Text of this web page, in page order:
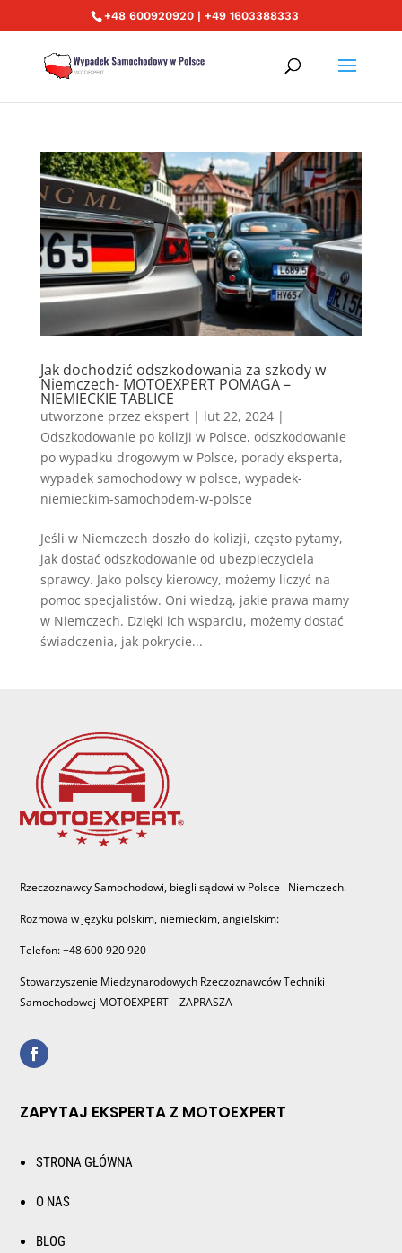
+48 600920920 | +49 1603388333
Jak dochodzić odszkodowania za szkody w
Niemczech- MOTOEXPERT POMAGA –
NIEMIECKIE TABLICE
utworzone przez ekspert| lut 22, 2024|
Odszkodowanie po kolizji w Polsce, odszkodowanie
po wypadku drogowym w Polsce, porady eksperta,
wypadek samochodowy w polsce, wypadek-
niemieckim-samochodem-w-polsce
Jeśli w Niemczech doszło do kolizji, często pytamy,
jak dostać odszkodowanie od ubezpieczyciela
sprawcy. Jako polscy kierowcy, możemy liczyć na
pomoc specjalistów. Oni wiedzą, jakie prawa mamy
w Niemczech. Dzięki ich wsparciu, możemy dostać
świadczenia, jak pokrycie...
Rzeczoznawcy Samochodowi, biegli sądowi w Polsce i Niemczech.
Rozmowa w języku polskim, niemieckim, angielskim:
Telefon: +48 600 920 920
Stowarzyszenie Miedzynarodowych Rzeczoznawców Techniki
Samochodowej MOTOEXPERT – ZAPRASZA
ZAPYTAJ EKSPERTA Z MOTOEXPERT
STRONA GŁÓWNA
O NAS
BLOG